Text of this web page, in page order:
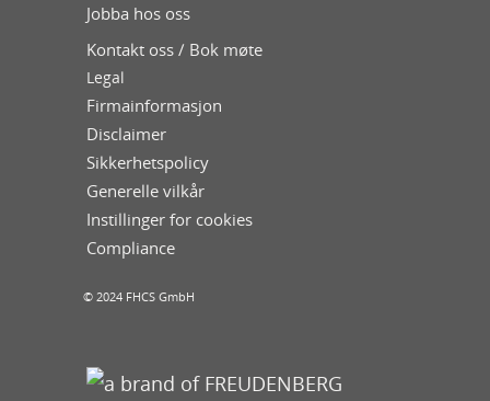
Jobba hos oss
Kontakt oss / Bok møte
Legal
Firmainformasjon
Disclaimer
Sikkerhetspolicy
Generelle vilkår
Instillinger for cookies
Compliance
© 2024 FHCS GmbH